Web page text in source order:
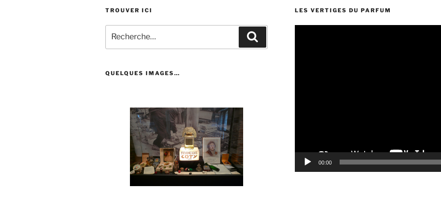
TROUVER ICI
pour
:
QUELQUES IMAGES…
LES VERTIGES DU PARFUM
00:00